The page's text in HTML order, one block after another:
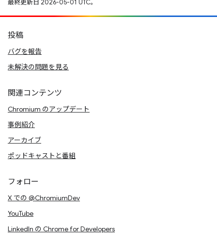
最終更新日 2026-05-01 UTC。
投稿
バグを報告
未解決の問題を見る
関連コンテンツ
Chromium のアップデート
事例紹介
アーカイブ
ポッドキャストと番組
フォロー
X での @ChromiumDev
YouTube
LinkedIn の Chrome for Developers